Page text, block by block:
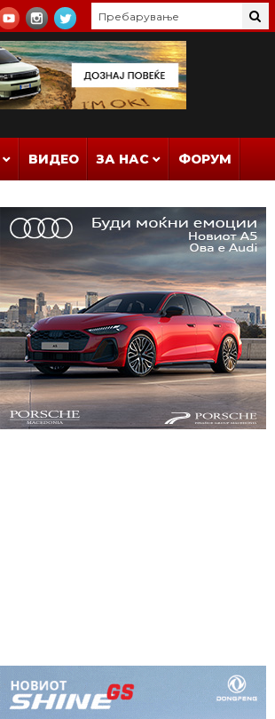
ВИДЕО ЗА НАС ФОРУМ